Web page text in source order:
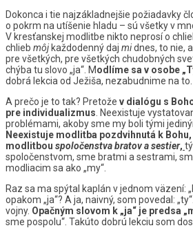
Dokonca i tie najzákladnejšie požiadavky
o pokrm na utíšenie hladu – sú všetky v
V kresťanskej modlitbe nikto neprosí o
chlieb môj každodenný daj midnes, to nie,
pre všetkých, pre všetkých chudobných
chýba tu slovo „ja“. Modlíme sa v osobe
dobrá lekcia od Ježiša, nezabudnime na to.
A prečo je to tak? Pretože v dialógu s
pre individualizmus . Neexistuje
problémami, akoby sme my boli tými
Neexistuje modlitba pozdvihnutá k
modlitbou spoločenstva bratov a sestier,
spoločenstvom, sme bratmi a sestrami,
modliacim sa ako „my“.
Raz sa ma spýtal kaplán v jednom väzení:
opakom „ja“? A ja, naivný, som povedal:
vojny. Opačným slovom k „ja“ je predsa
sme pospolu“. Takúto dobrú lekciu som